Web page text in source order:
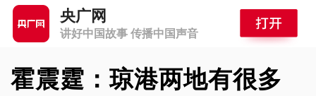
央广网
讲好中国故事 传播中国声音
霍震霆：琼港两地有很多